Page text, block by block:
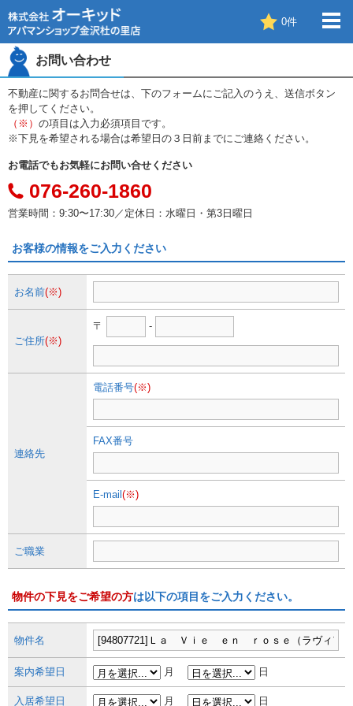
0件
お問い合わせ
不動産に関するお問合せは、下のフォームにご記入のうえ、送信ボタン
を押してください。
（※） の項目は入力必須項目です。
※下見を希望される場合は希望日の３日前までにご連絡ください。
お電話でもお気軽にお問い合せください
076-260-1860
営業時間：9:30〜17:30／定休日：水曜日・第3日曜日
お客様の情報をご入力ください
お名前(※)
ご住所(※)
〒 -
連絡先
電話番号(※)
FAX番号
E-mail (※)
ご職業
物件の下見をご希望の方は以下の項目をご入力ください。
物件名
案内希望日 月 日
入居希望日 月 日